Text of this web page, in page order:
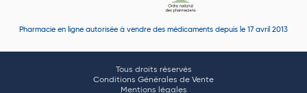
Pharmacie en ligne autorisée à vendre des médicaments depuis le 17 avril 2013
Tous droits réservés
Conditions Générales de Vente
Mentions légales